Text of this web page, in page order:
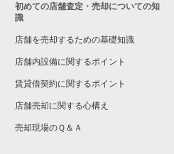
初めての店舗査定・売却についての知
識
店舗を売却するための基礎知識
店舗内設備に関するポイント
賃貸借契約に関するポイント
店舗売却に関する心構え
売却現場のＱ＆Ａ